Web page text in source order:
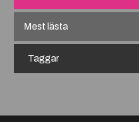
Mest lästa
Taggar